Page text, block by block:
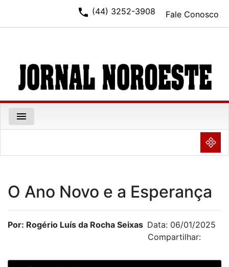
Fale Conosco
phone (44) 3252-3908
menu
NULL
O Ano Novo e a Esperança
Por: Rogério Luís da Rocha Seixas Data: 06/01/2025
Compartilhar: